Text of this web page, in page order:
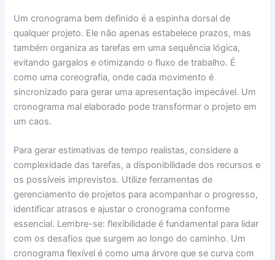
Um cronograma bem definido é a espinha dorsal de
qualquer projeto. Ele não apenas estabelece prazos, mas
também organiza as tarefas em uma sequência lógica,
evitando gargalos e otimizando o fluxo de trabalho. É
como uma coreografia, onde cada movimento é
sincronizado para gerar uma apresentação impecável. Um
cronograma mal elaborado pode transformar o projeto em
um caos.
Para gerar estimativas de tempo realistas, considere a
complexidade das tarefas, a disponibilidade dos recursos e
os possíveis imprevistos. Utilize ferramentas de
gerenciamento de projetos para acompanhar o progresso,
identificar atrasos e ajustar o cronograma conforme
essencial. Lembre-se: flexibilidade é fundamental para lidar
com os desafios que surgem ao longo do caminho. Um
cronograma flexível é como uma árvore que se curva com